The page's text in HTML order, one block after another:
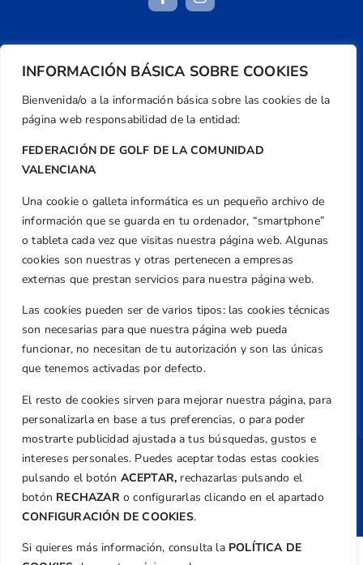
INFORMACIÓN BÁSICA SOBRE COOKIES
Bienvenida/o a la información básica sobre las cookies de la
página web responsabilidad de la entidad:
FEDERACIÓN DE GOLF DE LA COMUNIDAD
VALENCIANA
Una cookie o galleta informática es un pequeño archivo de
información que se guarda en tu ordenador, “smartphone”
o tableta cada vez que visitas nuestra página web. Algunas
cookies son nuestras y otras pertenecen a empresas
externas que prestan servicios para nuestra página web.
Las cookies pueden ser de varios tipos: las cookies técnicas
son necesarias para que nuestra página web pueda
funcionar, no necesitan de tu autorización y son las únicas
que tenemos activadas por defecto.
El resto de cookies sirven para mejorar nuestra página, para
personalizarla en base a tus preferencias, o para poder
mostrarte publicidad ajustada a tus búsquedas, gustos e
intereses personales. Puedes aceptar todas estas cookies
pulsando el botón ACEPTAR, rechazarlas pulsando el
botón RECHAZARo configurarlas clicando en el apartado
CONFIGURACIÓN DE COOKIES.
Si quieres más información, consulta la POLÍTICA DE
Centre de L´Esport, Carrer d'Isaac Peral i
Caballero, Nº 5, Despachos 2 y 3, 46980,
Valencia
federacion@golfcv.com
Aviso Legal
Política de Privacidad
Transparencia
Normativa
Federación
Revista
Copyright © Federación de Golf de la
Comunitat Valenciana| Diseño: TecnoQuatre